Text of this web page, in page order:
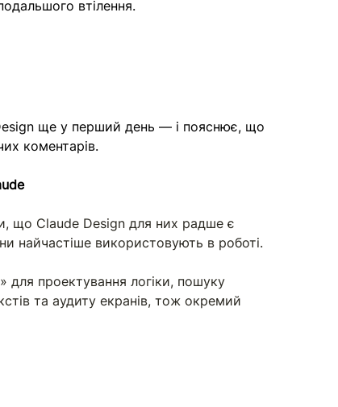
втілення.
ще у перший день — і пояснює, що
коментарів.
що Claude Design для них радше є
найчастіше використовують в роботі.
проектування логіки, пошуку
та аудиту екранів, тож окремий